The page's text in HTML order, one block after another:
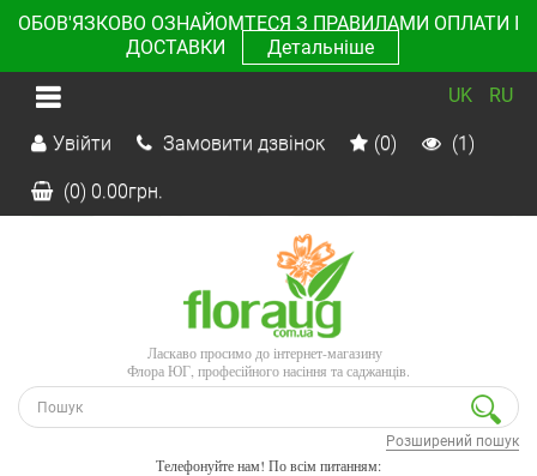
ОБОВ'ЯЗКОВО ОЗНАЙОМТЕСЯ З ПРАВИЛАМИ ОПЛАТИ І
ДОСТАВКИ
Детальніше
UK RU
Увійти Замовити дзвінок (0) (1)
(0) 0.00грн.
Ласкаво просимо до інтернет-магазину
Флора ЮГ, професійного насіння та саджанців.
Розширений пошук
Телефонуйте нам! По всім питанням: